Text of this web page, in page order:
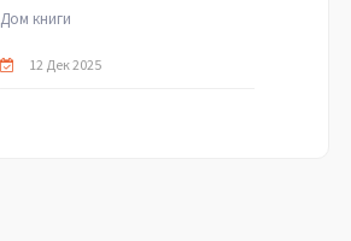
Дом книги
12 Дек 2025